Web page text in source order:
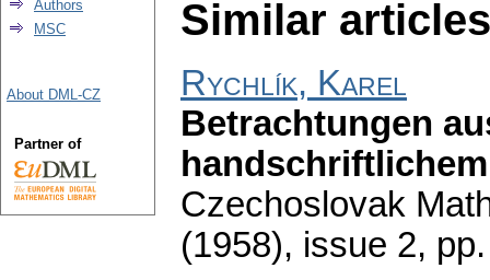
Similar
Rychlík, Karel
Betrachtungen
Czechoslovak
(1958), issue 2,
Authors
MSC
About DML-CZ
Partner of